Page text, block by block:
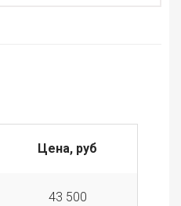
Цена, руб
43 500